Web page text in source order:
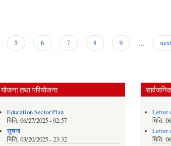
5 6 7 8 9 …
योजना तथा परियोजना
Education Sector Plan
मिति:06/27/2025 - 02:57
सूचना
मिति:03/20/2025 - 23:32
Letter
मिति:
Letter
मिति: